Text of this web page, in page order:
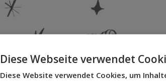
Diese Webseite verwendet
Diese Website verwendet Cookies, um